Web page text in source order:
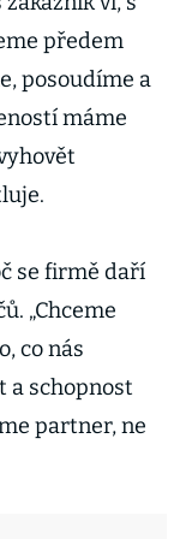
předem
posoudíme a
máme
se firmě daří
„Chceme
co nás
a schopnost
partner, ne